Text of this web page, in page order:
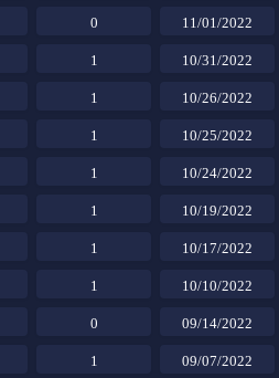
11/01/2022
0
10/31/2022
1
10/26/2022
1
10/25/2022
1
10/24/2022
1
10/19/2022
1
10/17/2022
1
10/10/2022
1
09/14/2022
0
09/07/2022
1